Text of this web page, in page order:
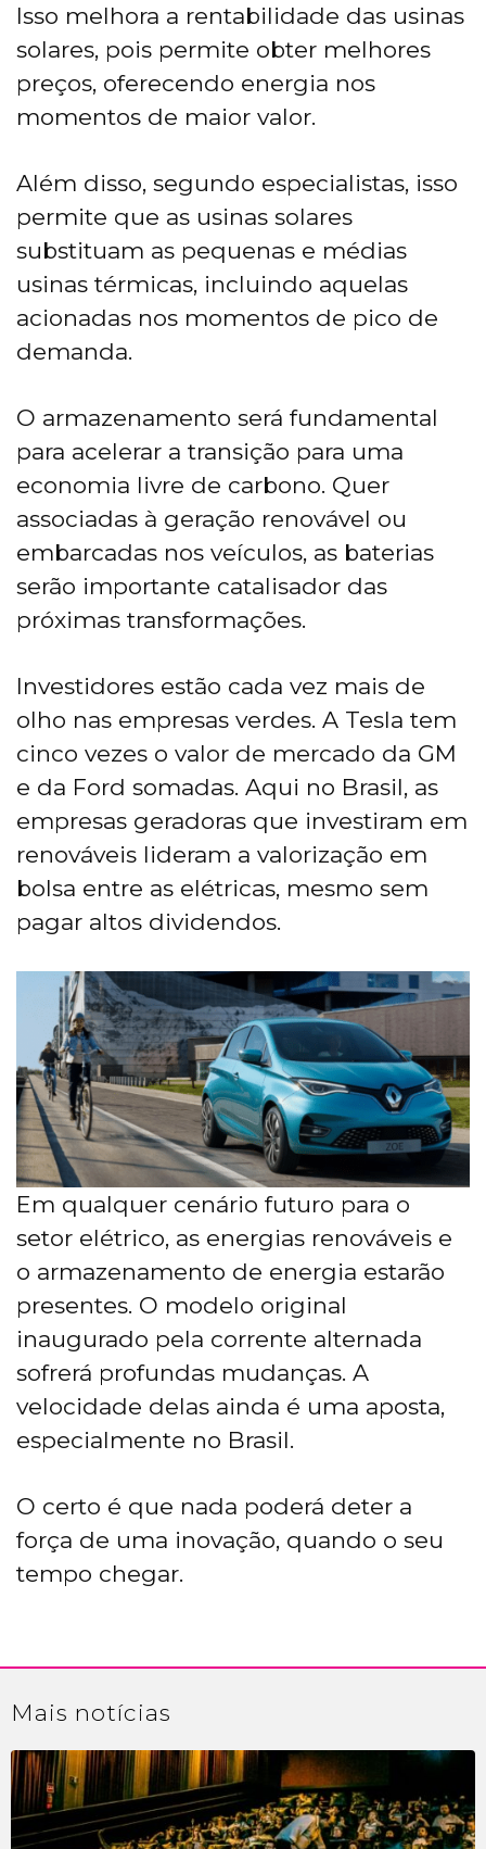
Isso melhora a rentabilidade das usinas
solares, pois permite obter melhores
preços, oferecendo energia nos
momentos de maior valor.
Além disso, segundo especialistas, isso
permite que as usinas solares
substituam as pequenas e médias
usinas térmicas, incluindo aquelas
acionadas nos momentos de pico de
demanda.
O armazenamento será fundamental
para acelerar a transição para uma
economia livre de carbono. Quer
associadas à geração renovável ou
embarcadas nos veículos, as baterias
serão importante catalisador das
próximas transformações.
Investidores estão cada vez mais de
olho nas empresas verdes. A Tesla tem
cinco vezes o valor de mercado da GM
e da Ford somadas. Aqui no Brasil, as
empresas geradoras que investiram em
renováveis lideram a valorização em
bolsa entre as elétricas, mesmo sem
pagar altos dividendos.
Em qualquer cenário futuro para o
setor elétrico, as energias renováveis e
o armazenamento de energia estarão
presentes. O modelo original
inaugurado pela corrente alternada
sofrerá profundas mudanças. A
velocidade delas ainda é uma aposta,
especialmente no Brasil.
O certo é que nada poderá deter a
força de uma inovação, quando o seu
tempo chegar.
Mais notícias